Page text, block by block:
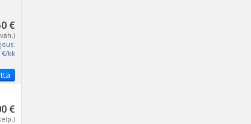
€
€/kk
€